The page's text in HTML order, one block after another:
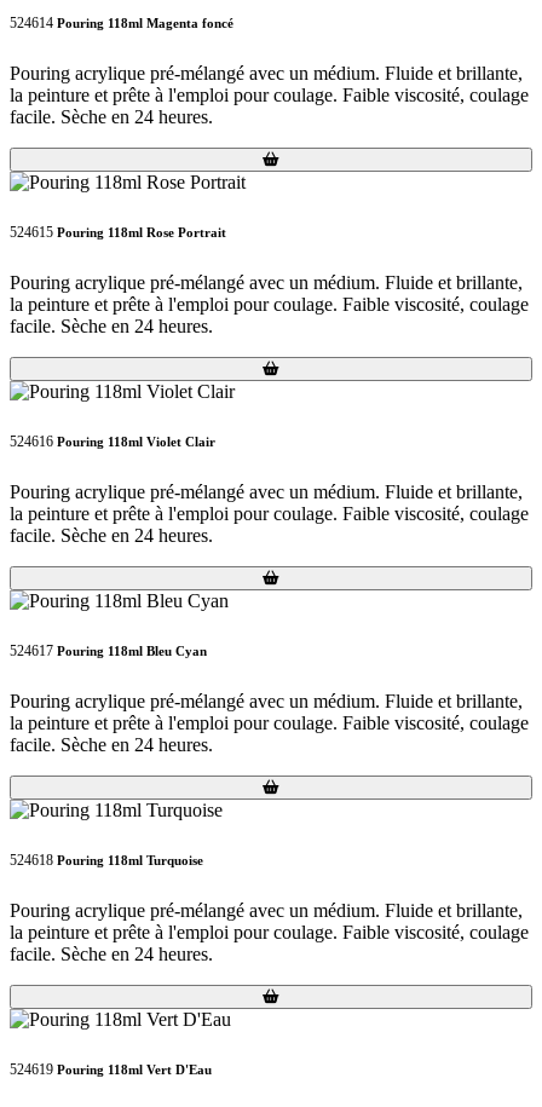
524614 Pouring 118ml Magenta foncé
Pouring acrylique pré-mélangé avec un médium. Fluide et brillante,
la peinture et prête à l'emploi pour coulage. Faible viscosité, coulage
facile. Sèche en 24 heures.
Loading...
Loading...
524615 Pouring 118ml Rose Portrait
Pouring acrylique pré-mélangé avec un médium. Fluide et brillante,
la peinture et prête à l'emploi pour coulage. Faible viscosité, coulage
facile. Sèche en 24 heures.
Loading...
Loading...
524616 Pouring 118ml Violet Clair
Pouring acrylique pré-mélangé avec un médium. Fluide et brillante,
la peinture et prête à l'emploi pour coulage. Faible viscosité, coulage
facile. Sèche en 24 heures.
Loading...
Loading...
524617 Pouring 118ml Bleu Cyan
Pouring acrylique pré-mélangé avec un médium. Fluide et brillante,
la peinture et prête à l'emploi pour coulage. Faible viscosité, coulage
facile. Sèche en 24 heures.
Loading...
Loading...
524618 Pouring 118ml Turquoise
Pouring acrylique pré-mélangé avec un médium. Fluide et brillante,
la peinture et prête à l'emploi pour coulage. Faible viscosité, coulage
facile. Sèche en 24 heures.
Loading...
Loading...
524619 Pouring 118ml Vert D'Eau